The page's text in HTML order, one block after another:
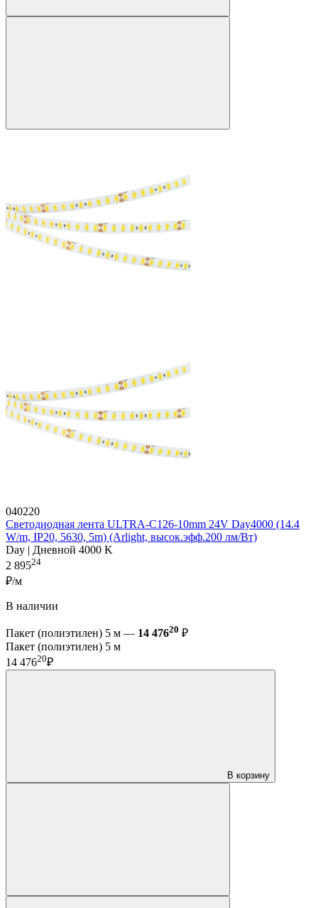
040220
Светодиодная лента ULTRA-C126-10mm 24V Day4000 (14.4
W/m, IP20, 5630, 5m) (Arlight, высок.эфф.200 лм/Вт)
Day | Дневной 4000 K
2 89524
₽/м
В наличии
Пакет (полиэтилен) 5 м — 14 47620 ₽
Пакет (полиэтилен) 5 м
14 47620₽
В корзину